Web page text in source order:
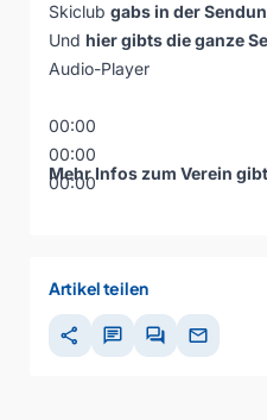
Skiclub gabs in der
Und hier gibts die ganze
Audio-Player
00:00
00:00
00:00
Mehr Infos zum Verein
Artikel teilen
share chat forum mail